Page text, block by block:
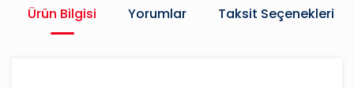
Ürün Bilgisi Yorumlar Taksit Seçenekleri